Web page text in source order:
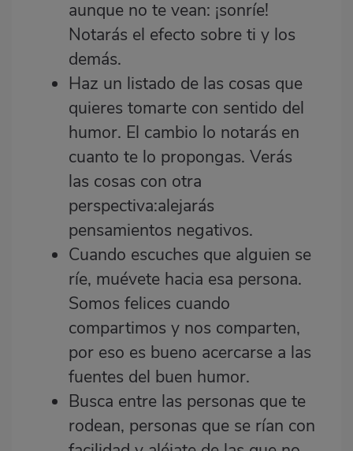
aunque no te vean: ¡sonríe!
Notarás el efecto sobre ti y los
demás.
Haz un listado de las cosas que
quieres tomarte con sentido del
humor. El cambio lo notarás en
cuanto te lo propongas. Verás
las cosas con otra
perspectiva:alejarás
pensamientos negativos.
Cuando escuches que alguien se
ríe, muévete hacia esa persona.
Somos felices cuando
compartimos y nos comparten,
por eso es bueno acercarse a las
fuentes del buen humor.
Busca entre las personas que te
rodean, personas que se rían con